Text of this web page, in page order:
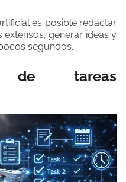
es posible redactar
generar ideas y
segundos.
de tareas